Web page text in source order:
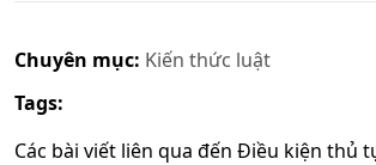
Chuyên mục: Kiến thức luật
Tags:
Các bài viết liên qua đến Điều kiện thủ